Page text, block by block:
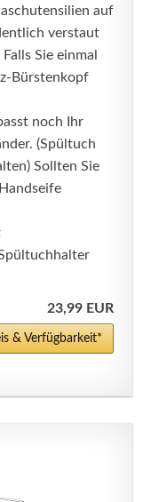
auf
verstaut
Sie einmal
Bürstenkopf
noch Ihr
(Spültuch
Sollten Sie
23,99 EUR
& Verfügbarkeit*